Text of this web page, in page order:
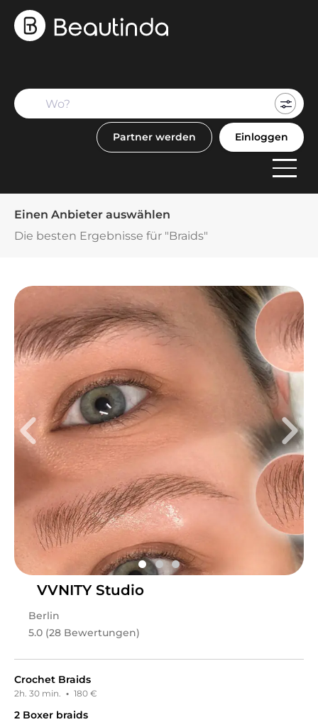
Partner werden Einloggen
Einen Anbieter auswählen
Die besten Ergebnisse für "Braids"
VVNITY Studio
Berlin
5.0 (28 Bewertungen)
Crochet Braids
2h. 30 min. · 180 €
2 Boxer braids